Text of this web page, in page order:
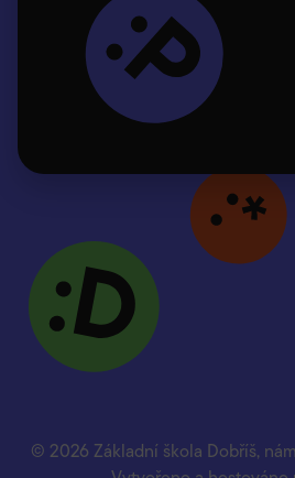
© 2026 Základní škola Dobříš,